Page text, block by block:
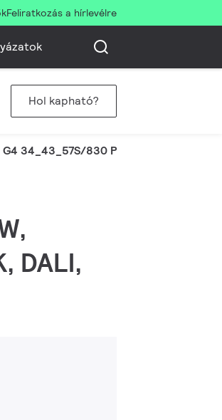
Feliratkozás a hírlevélre
Hol kapható?
G4 34_43_57S/830 PSD W60L60 OC
DALI,